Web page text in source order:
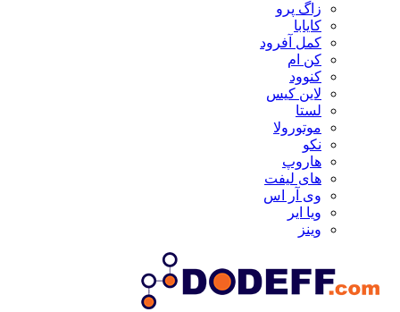
زاگ پرو
کایابا
کمل آفرود
کن ام
کنوود
لاین کیس
لستا
موتورولا
نکو
هاروپ
های لیفت
وی آر اس
ویا ایر
وینز